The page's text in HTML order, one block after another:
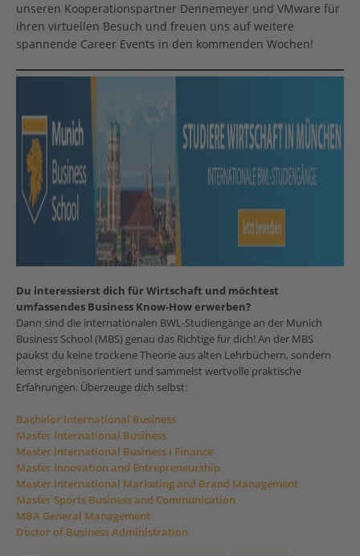
unseren Kooperationspartner Dennemeyer und VMware für
ihren virtuellen Besuch und freuen uns auf weitere
spannende Career Events in den kommenden Wochen!
Du interessierst dich für Wirtschaft und möchtest
umfassendes Business Know-How erwerben?
Dann sind die internationalen BWL-Studiengänge an der Munich
Business School (MBS) genau das Richtige für dich! An der MBS
paukst du keine trockene Theorie aus alten Lehrbüchern, sondern
lernst ergebnisorientiert und sammelst wertvolle praktische
Erfahrungen. Überzeuge dich selbst:
Bachelor International Business
Master International Business
Master International Business I Finance
Master Innovation and Entrepreneurship
Master International Marketing and Brand Management
Master Sports Business and Communication
MBA General Management
Doctor of Business Administration